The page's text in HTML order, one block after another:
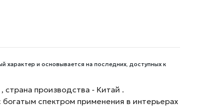
характер и основывается на последних, доступных к
производства - Китай .
спектром применения в интерьерах